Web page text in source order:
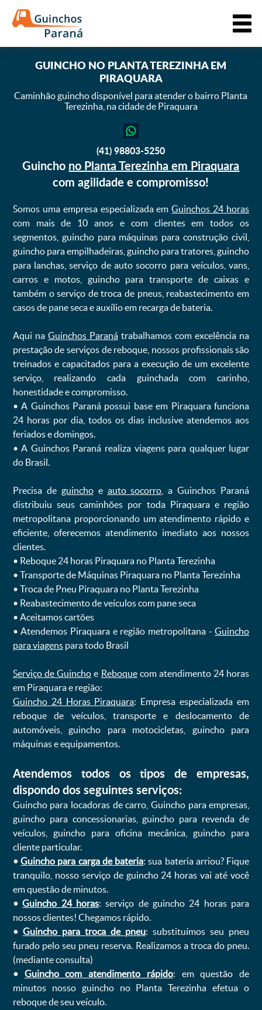
GUINCHONO PLANTA TEREZINHA EM
PIRAQUARA
Caminhão guincho disponível para atender o bairro Planta
Terezinha, na cidade de Piraquara
(41) 98803-5250
Guincho no Planta Terezinha em Piraquara
com agilidade e compromisso!
Somos uma empresa especializada emGuinchos 24 horas
com mais de 10 anos e com clientes em todos os
segmentos, guincho para máquinas para construção civil,
guincho para empilhadeiras, guincho para tratores, guincho
para lanchas, serviço de auto socorro para veículos, vans,
carros e motos, guincho para transporte de caixas e
também o serviço de troca de pneus, reabastecimento em
casos de pane seca e auxílio em recarga de bateria. ㅤㅤ
Aqui na Guinchos Paranátrabalhamos com excelência na
prestação de serviços de reboque, nossos profissionais são
treinados e capacitados para a execução de um excelente
serviço, realizando cada guinchada com carinho,
honestidade e compromisso.
ㅤㅤ• A Guinchos Paraná possui base em Piraquara funciona
24 horas por dia, todos os dias inclusive atendemos aos
feriados e domingos.
ㅤㅤ• A Guinchos Paraná realiza viagens para qualquer lugar
do Brasil.
Precisa de guinchoe auto socorro , a Guinchos Paraná
distribuiu seus caminhões por toda Piraquara e região
metropolitana proporcionando um atendimento rápido e
eficiente, oferecemos atendimento imediato aos nossos
clientes.
ㅤㅤ• Reboque 24 horas Piraquara no Planta Terezinha
ㅤㅤ• Transporte de Máquinas Piraquara no Planta Terezinha
ㅤㅤ• Troca de Pneu Piraquara no Planta Terezinha
ㅤㅤ• Reabastecimento de veículos com pane seca
ㅤㅤ• Aceitamos cartões
ㅤㅤ• Atendemos Piraquara e região metropolitana -Guincho
para viagenspara todo Brasil
Serviço de Guincho e Reboquecom atendimento 24 horas
em Piraquara e região:
Guincho 24 Horas Piraquara: Empresa especializada em
reboque de veículos, transporte e deslocamento de
automóveis, guincho para motocicletas, guincho para
máquinas e equipamentos.
Atendemos todos os tipos de empresas,
dispondo dos seguintes serviços:
Guincho para locadoras de carro, Guincho para empresas,
guincho para concessionarias, guincho para revenda de
veículos, guincho para oficina mecânica, guincho para
cliente particular.
•Guincho para carga de bateria: sua bateria arriou? Fique
tranquilo, nosso serviço de guincho 24 horas vai até você
em questão de minutos.
•Guincho 24 horas: serviço de guincho 24 horas para
nossos clientes! Chegamos rápido.
• Guincho para troca de pneu: substituímos seu pneu
furado pelo seu pneu reserva. Realizamos a troca do pneu.
(mediante consulta)
• Guincho com atendimento rápido: em questão de
minutos nosso guincho no Planta Terezinha efetua o
reboque de seu veículo.